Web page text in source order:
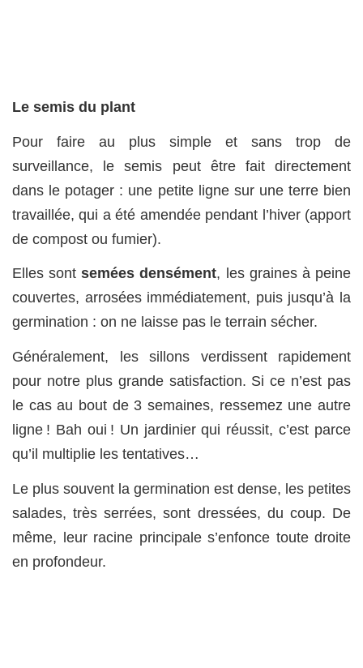
Le semis du plant
Pour faire au plus simple et sans trop de
surveillance, le semis peut être fait directement
dans le potager : une petite ligne sur une terre bien
travaillée, qui a été amendée pendant l’hiver (apport
de compost ou fumier).
Elles sontsemées densément, les graines à peine
couvertes, arrosées immédiatement, puis jusqu’à la
germination : on ne laisse pas le terrain sécher.
Généralement, les sillons verdissent rapidement
pour notre plus grande satisfaction. Si ce n’est pas
le cas au bout de 3 semaines, ressemez une autre
ligne ! Bah oui ! Un jardinier qui réussit, c’est parce
qu’il multiplie les tentatives…
Le plus souvent la germination est dense, les petites
salades, très serrées, sont dressées, du coup. De
même, leur racine principale s’enfonce toute droite
en profondeur.